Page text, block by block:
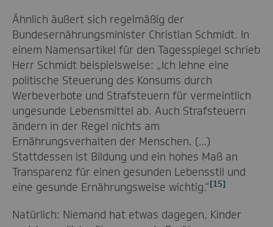
Ähnlich äußert sich regelmäßig der
Bundesernährungsminister Christian Schmidt. In
einem Namensartikel für den Tagesspiegel schrieb
Herr Schmidt beispielsweise: „Ich lehne eine
politische Steuerung des Konsums durch
Werbeverbote und Strafsteuern für vermeintlich
ungesunde Lebensmittel ab. Auch Strafsteuern
ändern in der Regel nichts am
Ernährungsverhalten der Menschen. (…)
Stattdessen ist Bildung und ein hohes Maß an
Transparenz für einen gesunden Lebensstil und
eine gesunde Ernährungsweise wichtig.“[15]
Natürlich: Niemand hat etwas dagegen, Kinder